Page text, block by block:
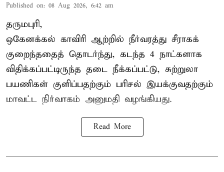
Published on: 08 Aug 2026, 6:42 am
தருமபுரி,
ஒகேனக்கல் காவிரி ஆற்றில் நீர்வரத்து சீராகக்
குறைந்ததைத் தொடர்ந்து, கடந்த 4 நாட்களாக
விதிக்கப்பட்டிருந்த தடை நீக்கப்பட்டு, சுற்றுலா
பயணிகள் குளிப்பதற்கும் பரிசல் இயக்குவதற்கும்
மாவட்ட நிர்வாகம் அனுமதி வழங்கியது.
Read More